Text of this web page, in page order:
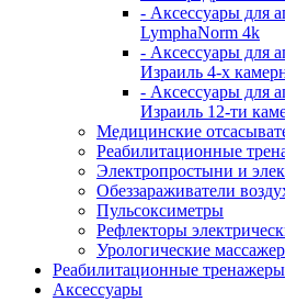
- Аксессуары для
LymphaNorm 4k
- Аксессуары для
Израиль 4-х
- Аксессуары для
Израиль 12-ти
Медицинские
Реабилитационные
Электропростыни и
Обеззараживатели
Пульсоксиметры
Рефлекторы
Урологические
Реабилитационные тренажеры
Аксессуары